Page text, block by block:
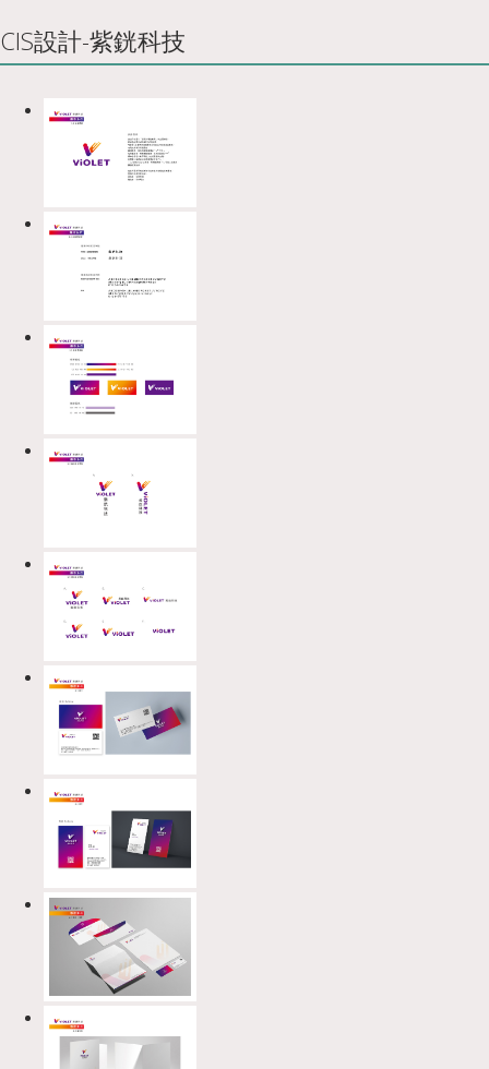
CIS設計-紫銧科技